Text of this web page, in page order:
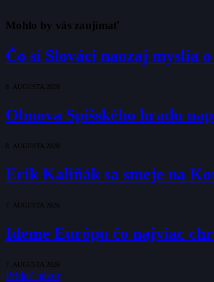
Mohlo by vás zaujímať
Čo si Slováci naozaj myslia
8. AUGUSTA 2026
Obnova Spišského hradu
8. AUGUSTA 2026
Erik Kaliňák sa smeje na
7. AUGUSTA 2026
Ideme Európu čo najviac
7. AUGUSTA 2026
Pridať názor